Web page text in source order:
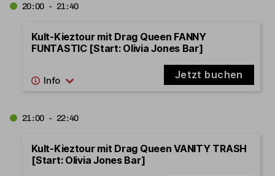
20:00 - 21:40
Kult-Kieztour mit Drag Queen FANNY
FUNTASTIC [Start: Olivia Jones Bar]
Jetzt buchen
21:00 - 22:40
Kult-Kieztour mit Drag Queen VANITY TRASH
[Start: Olivia Jones Bar]